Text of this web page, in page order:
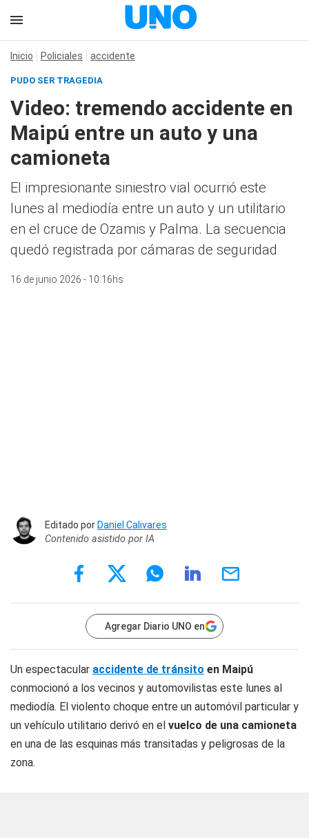
Inicio Policiales accidente
PUDO SER TRAGEDIA
Video: tremendo accidente en
Maipú entre un auto y una
camioneta
El impresionante siniestro vial ocurrió este
lunes al mediodía entre un auto y un utilitario
en el cruce de Ozamis y Palma. La secuencia
quedó registrada por cámaras de seguridad
16 de junio 2026 - 10:16hs
Editado porDaniel Calivares
Contenido asistido por IA
Agregar Diario UNO en
Un espectacular accidente de tránsito en Maipú
conmocionó a los vecinos y automovilistas este lunes al
mediodía. El violento choque entre un automóvil particular y
un vehículo utilitario derivó en el vuelco de una camioneta
en una de las esquinas más transitadas y peligrosas de la
zona.